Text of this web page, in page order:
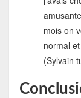
mois on
normal
(Sylvain